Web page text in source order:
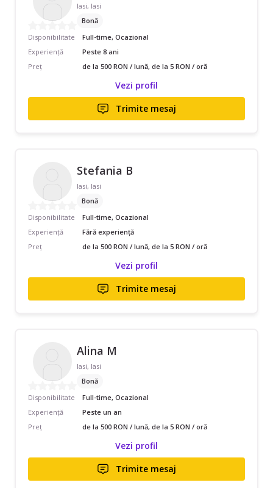
Iasi, Iasi
Bonă
Disponibilitate
Full-time, Ocazional
Experiență
Peste 8 ani
Preț
de la 500 RON / lună, de la 5 RON / oră
Vezi profil
Trimite mesaj
Stefania B
Iasi, Iasi
Bonă
Disponibilitate
Full-time, Ocazional
Experiență
Fără experiență
Preț
de la 500 RON / lună, de la 5 RON / oră
Vezi profil
Trimite mesaj
Alina M
Iasi, Iasi
Bonă
Disponibilitate
Full-time, Ocazional
Experiență
Peste un an
Preț
de la 500 RON / lună, de la 5 RON / oră
Vezi profil
Trimite mesaj